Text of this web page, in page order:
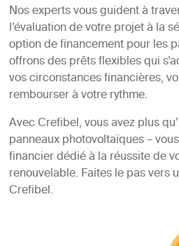
Nos experts vous guident à
l’évaluation de votre projet à la
option de financement pour les
offrons des prêts flexibles qui
vos circonstances financières,
rembourser à votre rythme.
Avec Crefibel, vous avez plus
panneaux photovoltaïques –
financier dédié à la réussite de
renouvelable. Faites le pas vers
Crefibel.